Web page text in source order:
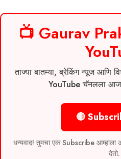
📺 Gaurav
ताज्या बातम्या, ब्रेकिंग न्यूज आणि
YouTube चॅनलला
🔴
धन्यवाद! तुमचा एक Subscribe आम्हाला
देतो.